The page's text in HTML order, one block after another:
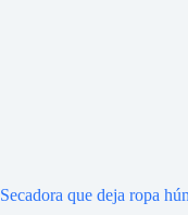
Secadora que deja ropa